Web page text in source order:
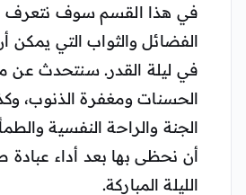
في هذا القسم سوف
الفضائل والثواب التي يمكن
في ليلة القدر. سنتحدث عن
الحسنات ومغفرة الذنوب،
الجنة والراحة النفسية
أن نحظى بها بعد أداء
الليلة المباركة.